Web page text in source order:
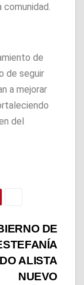
comunidad.
de
de seguir
a mejorar
del
DE
ALISTA
NUEVO